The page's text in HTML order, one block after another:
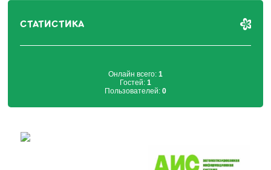
СТАТИСТИКА
Онлайн всего: 1
Гостей: 1
Пользователей: 0